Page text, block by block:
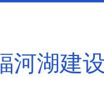
河湖建